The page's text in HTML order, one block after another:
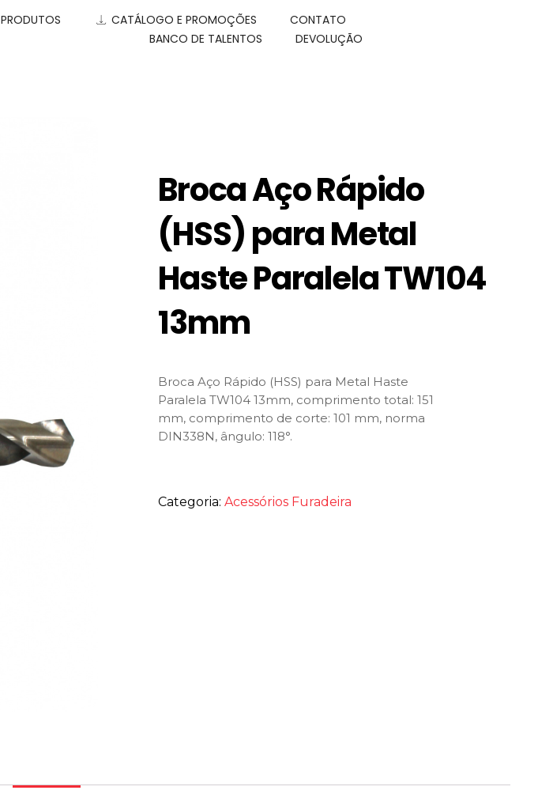
PRODUTOS CATÁLOGO E PROMOÇÕES
CONTATO
BANCO DE TALENTOS
DEVOLUÇÃO
Broca Aço Rápido
(HSS) para Metal
Haste Paralela TW104
13mm
Broca Aço Rápido (HSS) para Metal Haste
Paralela TW104 13mm, comprimento total: 151
mm, comprimento de corte: 101 mm, norma
DIN338N, ângulo: 118°.
Categoria:Acessórios Furadeira